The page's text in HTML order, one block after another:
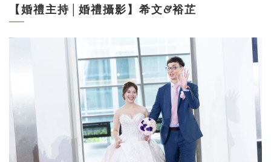
【婚禮主持│婚禮攝影】希文&裕芷